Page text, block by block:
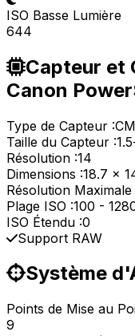
ISO Basse Lumière
644
Capteur et
Canon
Type de Capteur :
Taille du Capteur :
Résolution :14
Dimensions :18.7 x
Résolution Maximale
Plage ISO :100 -
ISO Étendu :0
Support RAW
Système
Points de Mise au
9